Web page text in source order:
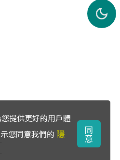
提供更好的用戶體
您同意我們的 隱
同
意